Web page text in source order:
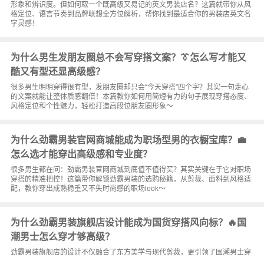
形象和辨识度。但如何取一个既高级又易记的英文男装店名？这篇就带你从风
格定位、语言节奏到品牌联想全方位解析，帮你找到最适合你的男装店英文名
字灵感！
为什么男生发朋友圈总不会写穿搭文案？👔怎么写才能又
酷又有型还显高级感？
很多男生明明穿得很有型，发朋友圈却只会“今天穿搭”四个字？其实一句走心
的文案就能让整体质感翻倍！本篇教你如何用简短有力的句子展现穿搭态度、
风格定位和个性魅力，轻松打造高段位朋友圈形象～
为什么劲霸男装官网商城能成为职场型男的衣橱宝库？💼
怎么选才能穿出高级感和专业度？
很多男生都在问：劲霸男装官网商城到底值不值得买？其实关键在于它对职场
穿搭的精准把控！这篇带你解锁劲霸男装的选购秘籍，从剪裁、面料到风格适
配，教你穿出成熟稳重又不失时尚感的职场look～
为什么劲霸男装旗舰店设计能成为国货穿搭风向标？🔥国
潮男士怎么穿才够高级？
劲霸男装旗舰店的设计不仅融合了东方美学与现代剪裁，更引领了国潮男士穿